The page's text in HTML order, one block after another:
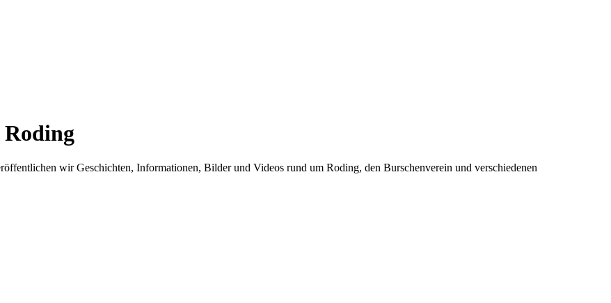
wir Geschichten, Informationen, Bilder und Videos rund um Roding, den Burschenverein und verschiedenen